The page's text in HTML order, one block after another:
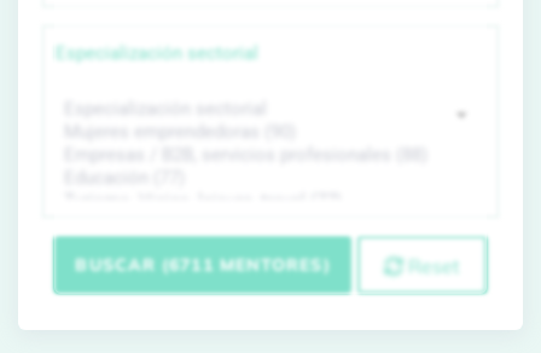
Especialización sectorial
BUSCAR (6711 MENTORES) Reset